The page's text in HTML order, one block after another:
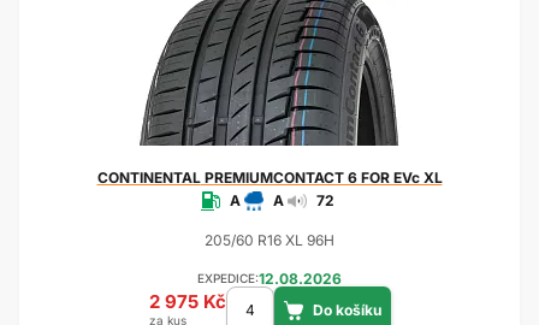
CONTINENTALPREMIUMCONTACT 6 FOR EVc XL
A
A 72
205/60 R16 XL 96H
EXPEDICE:12.08.2026
2 975 Kč
za kus